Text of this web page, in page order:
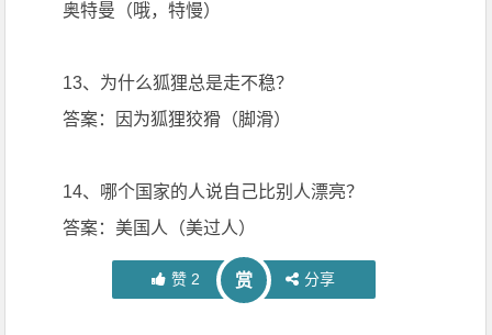
奥特曼（哦，特慢）
13、为什么狐狸总是走不稳？
答案：因为狐狸狡猾（脚滑）
14、哪个国家的人说自己比别人漂亮？
答案：美国人（美过人）
赞 2 赏 分享